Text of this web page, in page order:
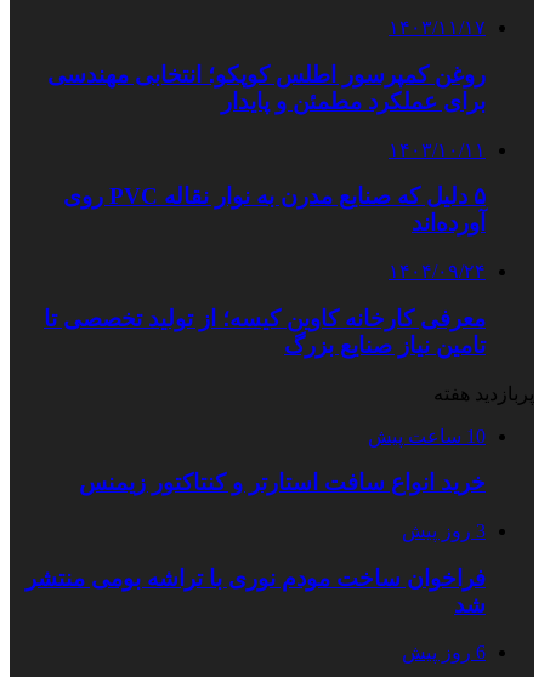
۱۴۰۳/۱۱/۱۷
روغن کمپرسور اطلس کوپکو؛ انتخابی مهندسی
برای عملکرد مطمئن و پایدار
۱۴۰۳/۱۰/۱۱
۵ دلیل که صنایع مدرن به نوار نقاله PVC روی
آورده‌اند
۱۴۰۴/۰۹/۲۴
معرفی کارخانه کاوین کیسه؛ از تولید تخصصی تا
تامین نیاز صنایع بزرگ
پربازدید هفته
10 ساعت پیش
خرید انواع سافت استارتر و کنتاکتور زیمنس
3 روز پیش
فراخوان ساخت مودم نوری با تراشه بومی منتشر
شد
6 روز پیش